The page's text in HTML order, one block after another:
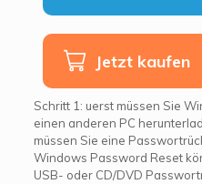
Jetzt kaufen
Schritt 1: uerst müssen Sie
einen anderen PC
müssen Sie eine
Windows Password Reset
USB- oder CD/DVD